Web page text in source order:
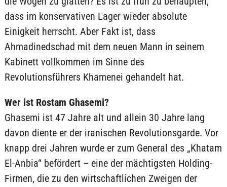
dass im konservativen Lager wieder absolute
Einigkeit herrscht. Aber Fakt ist, dass
Ahmadinedschad mit dem neuen Mann in seinem
Kabinett vollkommen im Sinne des
Revolutionsführers Khamenei gehandelt hat.
Wer ist Rostam Ghasemi?
Ghasemi ist 47 Jahre alt und allein 30 Jahre lang
davon diente er der iranischen Revolutionsgarde. Vor
knapp drei Jahren wurde er zum General des „Khatam
El-Anbia“ befördert – eine der mächtigsten Holding-
Firmen, die zu den wirtschaftlichen Zweigen der